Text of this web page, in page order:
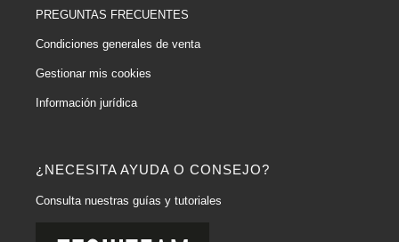
¿NECESITA AYUDA O CONSEJO?
Consulta nuestras guías y tutoriales
PREGUNTAS FRECUENTES
Condiciones generales de venta
Gestionar mis cookies
Información jurídica